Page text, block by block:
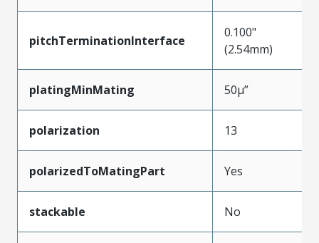
pitchTerminationInterface
0.100"
(2.54mm)
platingMinMating 50µ”
polarization 13
polarizedToMatingPart Yes
stackable No